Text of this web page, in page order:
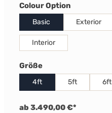
Colour Optionauswählen
Basic Exterior
Interior
Größeauswählen
4ft 5ft 6ft
ab 3.490,00 €*